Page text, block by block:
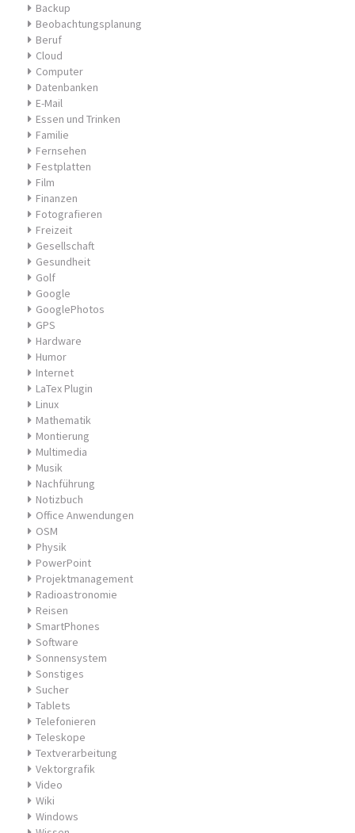
Backup
Beobachtungsplanung
Beruf
Cloud
Computer
Datenbanken
E-Mail
Essen und Trinken
Familie
Fernsehen
Festplatten
Film
Finanzen
Fotografieren
Freizeit
Gesellschaft
Gesundheit
Golf
Google
GooglePhotos
GPS
Hardware
Humor
Internet
LaTex Plugin
Linux
Mathematik
Montierung
Multimedia
Musik
Nachführung
Notizbuch
Office Anwendungen
OSM
Physik
PowerPoint
Projektmanagement
Radioastronomie
Reisen
SmartPhones
Software
Sonnensystem
Sonstiges
Sucher
Tablets
Telefonieren
Teleskope
Textverarbeitung
Vektorgrafik
Video
Wiki
Windows